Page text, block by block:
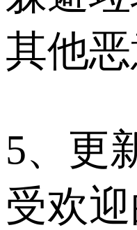
其他恶
5、更
受欢